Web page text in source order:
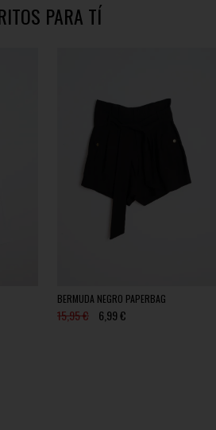
PARA TÍ
BERMUDA NEGRO PAPERBAG
15,95 € 6,99 €